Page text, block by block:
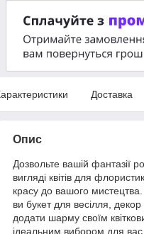
Доставка
Опис
Дозвольте вашій фантазії
вигляді квітів для
красу до вашого
ви букет для весілля,
додати шарму своїм
ідеальним вибором для вас.